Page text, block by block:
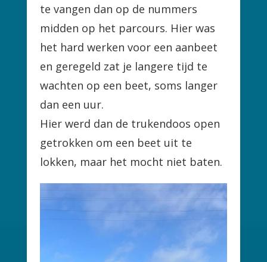
te vangen dan op de nummers
midden op het parcours. Hier was
het hard werken voor een aanbeet
en geregeld zat je langere tijd te
wachten op een beet, soms langer
dan een uur.
Hier werd dan de trukendoos open
getrokken om een beet uit te
lokken, maar het mocht niet baten.